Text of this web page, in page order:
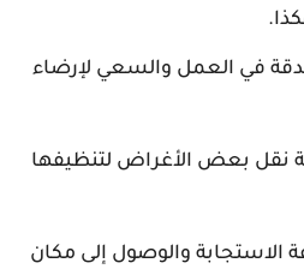
في العمل والسعي لإرضاء
نقل بعض الأغراض لتنظيفها
الاستجابة والوصول إلى مكان